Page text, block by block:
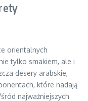
orientalnych
tylko smakiem, ale i
desery arabskie,
które nadają
najważniejszych